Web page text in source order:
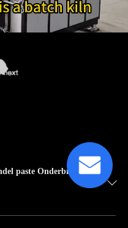
paste Onderbroken